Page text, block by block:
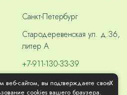
Санкт-Петербург
Стародеревенская ул. д.36,
литер А
+7-911-130-33-39
skvashdom2000@gmail.com
веб-сайтом, вы подтверждаете свое
cookies вашего браузера.
x